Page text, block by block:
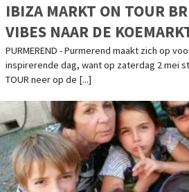
IBIZA MARKT ON TOUR
VIBES NAAR DE
PURMEREND
PURMEREND - Purmerend maakt zich op
inspirerende dag, want op zaterdag 2 mei
TOUR neer op de [...]